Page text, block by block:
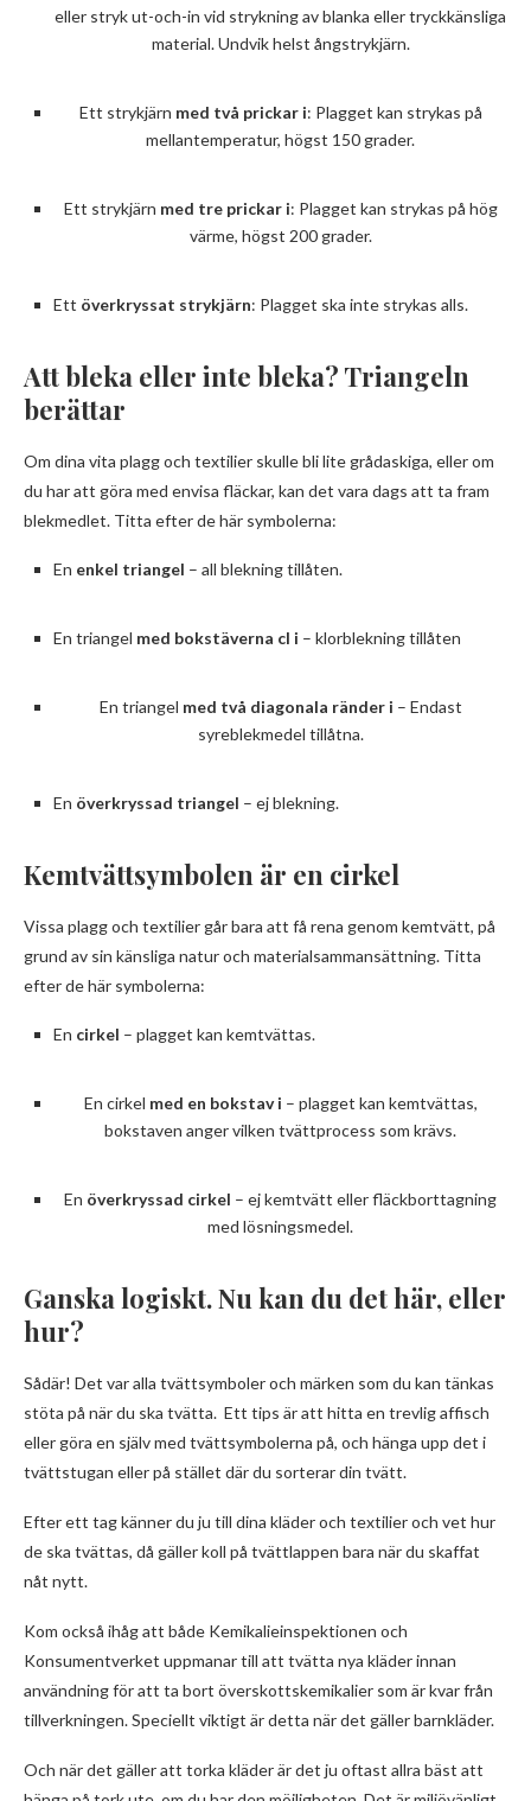
eller stryk ut-och-in vid strykning av blanka eller tryckkänsliga
material. Undvik helst ångstrykjärn.
Ett strykjärn med två prickar i: Plagget kan strykas på
mellantemperatur, högst 150 grader.
Ett strykjärn med tre prickar i: Plagget kan strykas på hög
värme, högst 200 grader.
Ett överkryssat strykjärn: Plagget ska inte strykas alls.
Att bleka eller inte bleka? Triangeln
berättar
Om dina vita plagg och textilier skulle bli lite grådaskiga, eller om
du har att göra med envisa fläckar, kan det vara dags att ta fram
blekmedlet. Titta efter de här symbolerna:
En enkel triangel – all blekning tillåten.
En triangel med bokstäverna cl i – klorblekning tillåten
En triangel med två diagonala ränder i – Endast
syreblekmedel tillåtna.
En överkryssad triangel – ej blekning.
Kemtvättsymbolen är en cirkel
Vissa plagg och textilier går bara att få rena genom kemtvätt, på
grund av sin känsliga natur och materialsammansättning. Titta
efter de här symbolerna:
En cirkel – plagget kan kemtvättas.
En cirkel med en bokstav i – plagget kan kemtvättas,
bokstaven anger vilken tvättprocess som krävs.
En överkryssad cirkel – ej kemtvätt eller fläckborttagning
med lösningsmedel.
Ganska logiskt. Nu kan du det här, eller
hur?
Sådär! Det var alla tvättsymboler och märken som du kan tänkas
stöta på när du ska tvätta. Ett tips är att hitta en trevlig affisch
eller göra en själv med tvättsymbolerna på, och hänga upp det i
tvättstugan eller på stället där du sorterar din tvätt.
Efter ett tag känner du ju till dina kläder och textilier och vet hur
de ska tvättas, då gäller koll på tvättlappen bara när du skaffat
nåt nytt.
Kom också ihåg att både Kemikalieinspektionen och
Konsumentverket uppmanar till att tvätta nya kläder innan
användning för att ta bort överskottskemikalier som är kvar från
tillverkningen. Speciellt viktigt är detta när det gäller barnkläder.
Och när det gäller att torka kläder är det ju oftast allra bäst att